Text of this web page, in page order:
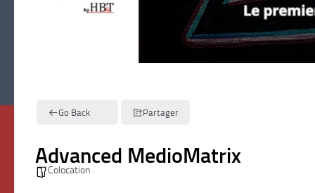
Go Back Partager
Advanced MedioMatrix
Colocation